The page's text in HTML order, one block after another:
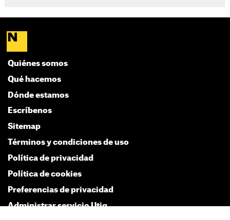
Quiénes somos
Qué hacemos
Dónde estamos
Escríbenos
Sitemap
Términos y condiciones de uso
Política de privacidad
Política de cookies
Preferencias de privacidad
Administrar servicio Utiq